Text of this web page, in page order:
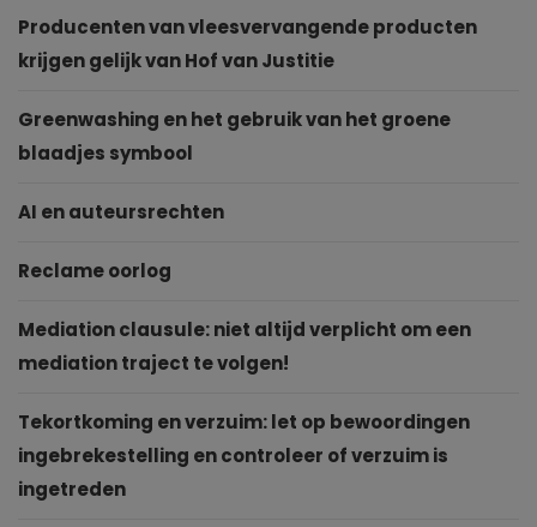
Producenten van vleesvervangende producten
krijgen gelijk van Hof van Justitie
Greenwashing en het gebruik van het groene
blaadjes symbool
AI en auteursrechten
Reclame oorlog
Mediation clausule: niet altijd verplicht om een
mediation traject te volgen!
Tekortkoming en verzuim: let op bewoordingen
ingebrekestelling en controleer of verzuim is
ingetreden